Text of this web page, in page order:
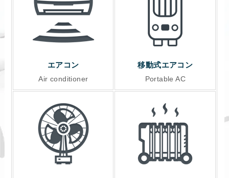
エアコン
Air conditioner
移動式エアコン
Portable AC